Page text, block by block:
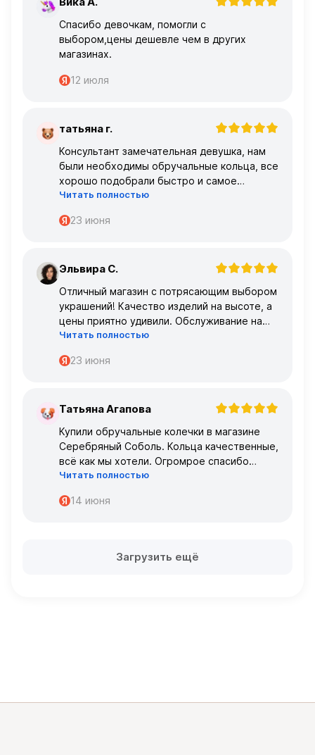
В
Спасибо девочкам, помогли с
выбором,цены дешевле чем в других
магазинах.
12 июля
Т татьяна г.
Консультант замечательная девушка, нам
были необходимы обручальные кольца, все
хорошо подобрали быстро и самое
главное, что все подошло по размеру с
Читать полностью
23 июня
Э Эльвира С.
Отличный магазин с потрясающим выбором
украшений! Качество изделий на высоте, а
цены приятно удивили. Обслуживание на
высшем уровне – консультанты очень
Читать полностью
23 июня
Т Татьяна Агапова
Купили обручальные колечки в магазине
Серебряный Соболь. Кольца качественные,
всё как мы хотели. Огромрое спасибо
персоналу за работу с нами!
Читать полностью
14 июня
Загрузить ещё